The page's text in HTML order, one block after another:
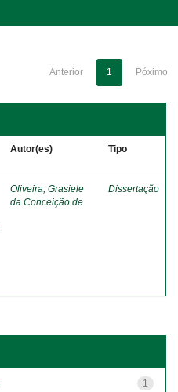
Anterior 1 Póximo
Autor(es) Tipo
Oliveira, Grasiele
da Conceição de
Dissertação
1